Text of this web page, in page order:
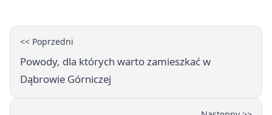
<< Poprzedni
Powody, dla których warto zamieszkać w
Dąbrowie Górniczej